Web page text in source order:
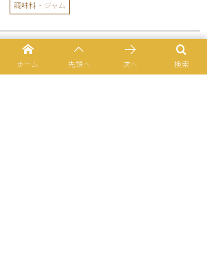
調味料・ジャム
ニューシュガー
調味料・ジャム
検索
ホーム 先頭へ 次へ